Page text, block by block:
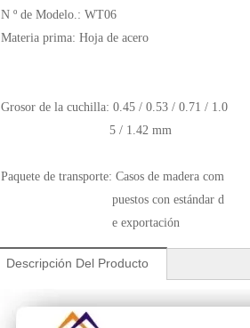
N º de Modelo.: WT06
Materia prima: Hoja de acero
Grosor de la cuchilla: 0.45 / 0.53 / 0.71 / 1.0
5 / 1.42 mm
Paquete de transporte: Casos de madera com
puestos con estándar d
e exportación
Descripción Del Producto